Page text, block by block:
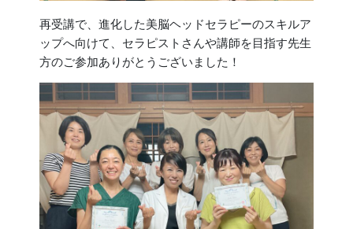
再受講で、進化した美脳ヘッドセラピーのスキルア
ップへ向けて、セラピストさんや講師を目指す先生
方のご参加ありがとうございました！